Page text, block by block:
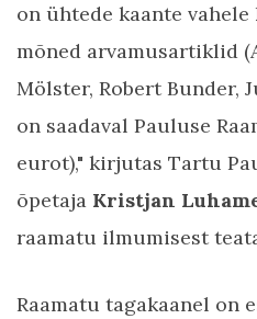
on ühtede kaante
mõned arvamusartiklid
Mölster, Robert Bunder,
on saadaval Pauluse
eurot)," kirjutas Tartu
õpetaja Kristjan
raamatu ilmumisest
Raamatu tagakaanel on